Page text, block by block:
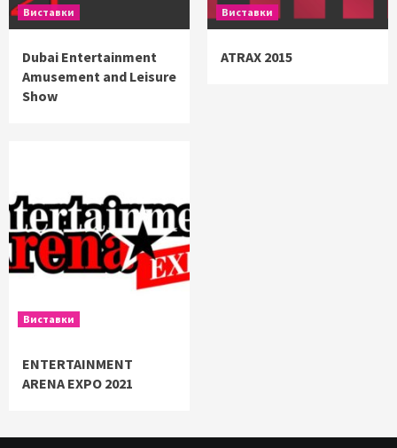
Виставки
Dubai Entertainment
Amusement and Leisure
Show
Виставки
ATRAX 2015
Виставки
ENTERTAINMENT
ARENA EXPO 2021